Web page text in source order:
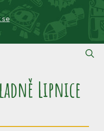
se
Lipnice